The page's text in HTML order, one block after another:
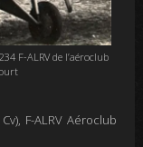
F-ALRV de l’aéroclub
F-ALRV Aéroclub